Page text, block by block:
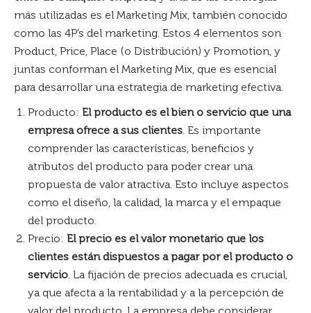
más utilizadas es el Marketing Mix, también conocido
como las 4P’s del marketing. Estos 4 elementos son
Product, Price, Place (o Distribución) y Promotion, y
juntas conforman el Marketing Mix, que es esencial
para desarrollar una estrategia de marketing efectiva.
Producto: El producto es el bien o servicio que una
empresa ofrece a sus clientes. Es importante
comprender las características, beneficios y
atributos del producto para poder crear una
propuesta de valor atractiva. Esto incluye aspectos
como el diseño, la calidad, la marca y el empaque
del producto.
Precio: El precio es el valor monetario que los
clientes están dispuestos a pagar por el producto o
servicio. La fijación de precios adecuada es crucial,
ya que afecta a la rentabilidad y a la percepción de